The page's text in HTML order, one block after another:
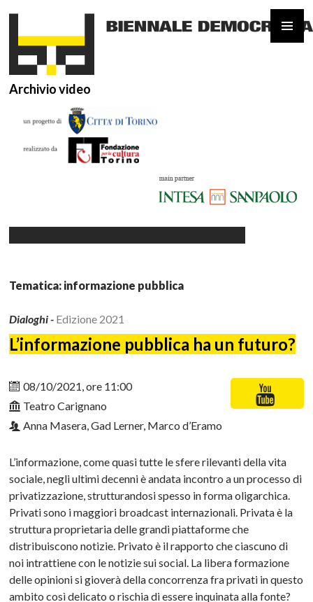
Archivio video
CONTENUTO
Tematica: informazione pubblica
L’informazione pubblica ha un futuro?
Dialoghi - Edizione 2021
08/10/2021, ore 11:00
Teatro Carignano
Anna Masera, Gad Lerner, Marco d’Eramo
L’informazione, come quasi tutte le sfere rilevanti della vita
sociale, negli ultimi decenni è andata incontro a un processo di
privatizzazione, strutturandosi spesso in forma oligarchica.
Privati sono i maggiori broadcast internazionali. Privata è la
struttura proprietaria delle grandi piattaforme che
distribuiscono notizie. Privato è il rapporto che ciascuno di
noi intrattiene con le notizie sui social. La libera formazione
delle opinioni si gioverà della concorrenza fra privati in questo
ambito così delicato o rischia di essere inquinata alla fonte?